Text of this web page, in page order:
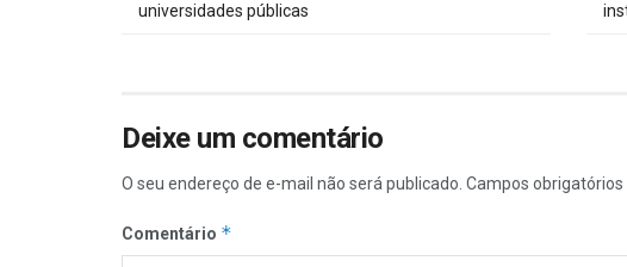
universidades públicas
Deixe um comentário
O seu endereço de e-mail não será publicado. Campos
Comentário *